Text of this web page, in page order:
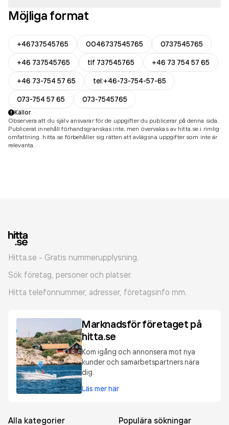
Möjliga format
+46737545765 0046737545765
0737545765
+46 737545765
tlf 737545765
+46 73 754 57 65
+46 73-754 57 65
tel:+46-73-754-57-65
073-754 57 65
073-7545765
Källor
Observera att du själv ansvarar för de uppgifter du publicerar på denna sida.
Publicerat innehåll förhandsgranskas inte, men övervakas av hitta.se i rimlig
omfattning. hitta.se förbehåller sig rätten att avlägsna uppgifter som inte är
relevanta.
Hitta.se - Gratis nummerupplysning.
Sök företag, personer och platser.
Hitta telefonnummer, adresser, företagsinfo mm.
Marknadsför företaget på
hitta.se
Kom igång och annonsera mot nya
kunder och samarbetspartners nära
dig.
Läs mer här
Alla kategorier Populära sökningar